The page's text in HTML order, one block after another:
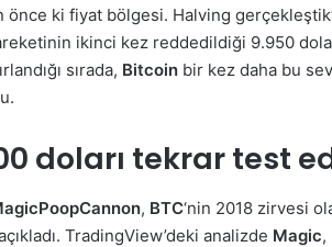
önce ki fiyat bölgesi. Halving
ikinci kez reddedildiği 9.950
sırada, Bitcoin bir kez daha bu
doları tekrar test
, BTC‘nin 2018 zirvesi
TradingView’deki analizde Magic,